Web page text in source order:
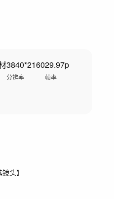
3840*2160
分辨率
29.97p
帧率
头】